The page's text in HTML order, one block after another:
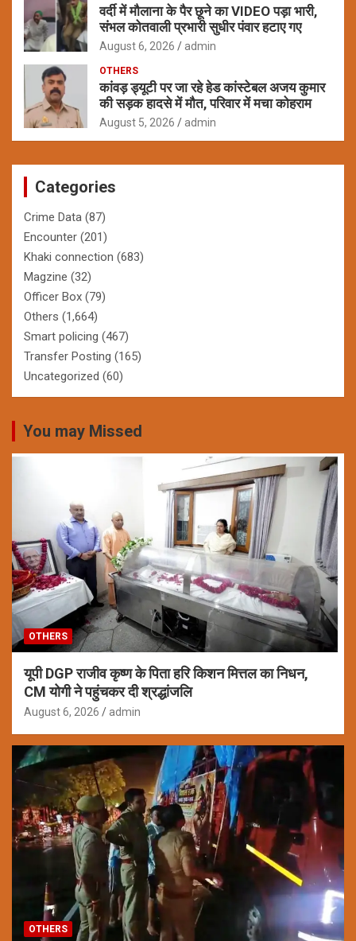
वर्दी में मौलाना के पैर छूने का VIDEO पड़ा भारी,
संभल कोतवाली प्रभारी सुधीर पंवार हटाए गए
August 6, 2026 admin
OTHERS
कांवड़ ड्यूटी पर जा रहे हेड कांस्टेबल अजय कुमार
की सड़क हादसे में मौत, परिवार में मचा कोहराम
August 5, 2026 admin
Categories
Crime Data (87)
Encounter (201)
Khaki connection (683)
Magzine (32)
Officer Box (79)
Others (1,664)
Smart policing (467)
Transfer Posting (165)
Uncategorized (60)
You may Missed
OTHERS
यूपी DGP राजीव कृष्ण के पिता हरि किशन मित्तल का निधन,
CM योगी ने पहुंचकर दी श्रद्धांजलि
August 6, 2026 admin
OTHERS